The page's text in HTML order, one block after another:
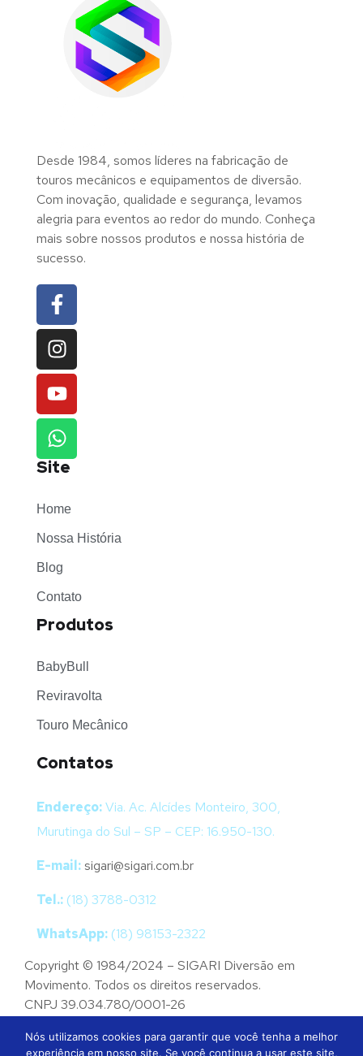
Desde 1984, somos líderes na fabricação de
touros mecânicos e equipamentos de diversão.
Com inovação, qualidade e segurança, levamos
alegria para eventos ao redor do mundo. Conheça
mais sobre nossos produtos e nossa história de
sucesso.
Site
Home
Nossa História
Blog
Contato
Produtos
BabyBull
Reviravolta
Touro Mecânico
Contatos
Endereço:Via. Ac. Alcídes Monteiro, 300,
Murutinga do Sul – SP – CEP: 16.950-130.
E-mail: sigari@sigari.com.br
Tel.: (18) 3788-0312
WhatsApp: (18) 98153-2322
Copyright © 1984/2024 – SIGARI Diversão em
Movimento. Todos os direitos reservados.
CNPJ 39.034.780/0001-26
Nós utilizamos cookies para garantir que você tenha a melhor
experiência em nosso site. Se você continua a usar este site,